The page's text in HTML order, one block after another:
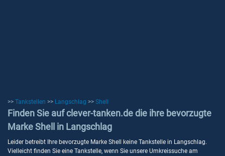
>> Tankstellen >> Langschlag >> Shell
Finden Sie auf clever-tanken.de die ihre bevorzugte
Marke Shell in Langschlag
Leider betreibt Ihre bevorzugte Marke Shell keine Tankstelle in Langschlag.
Vielleicht finden Sie eine Tankstelle, wenn Sie unsere Umkreissuche am